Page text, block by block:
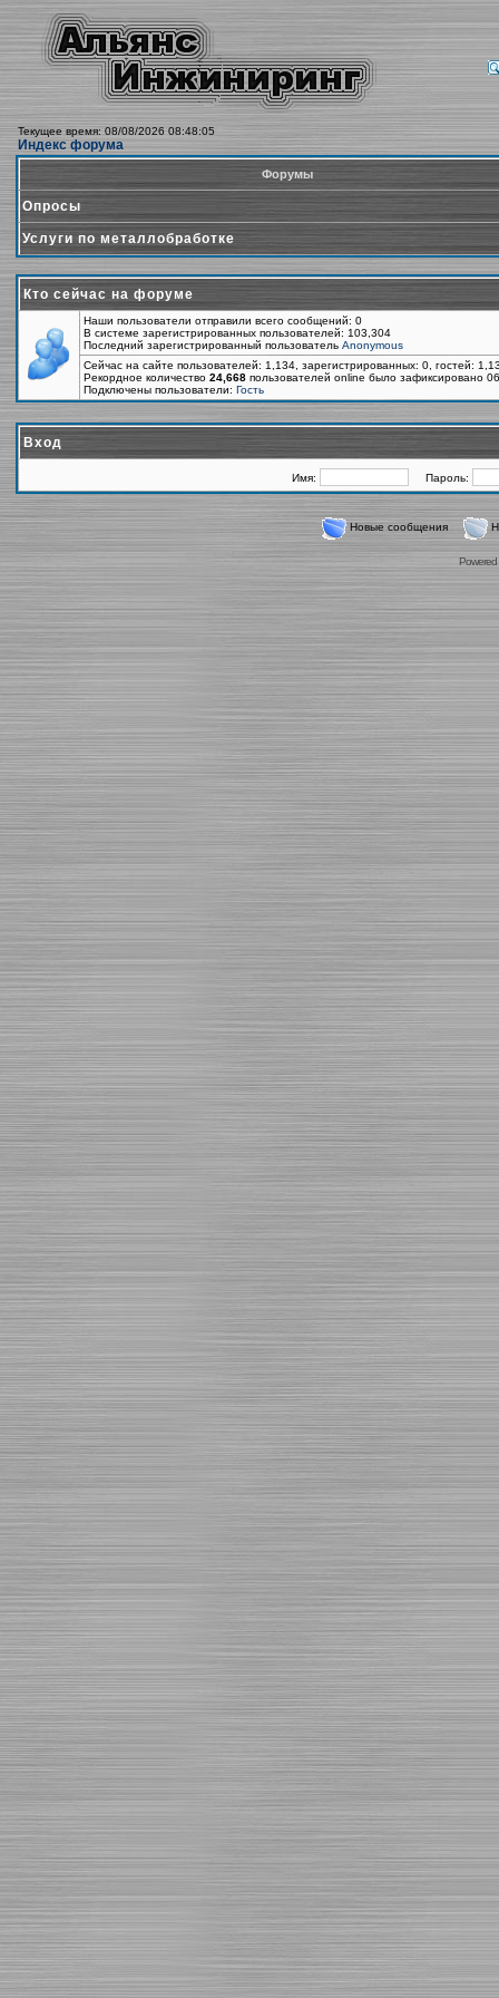
Текущее время: 08/08/2026 08:48:05
Индекс форума
Форумы
Опросы
Услуги по металлобработке
Кто сейчас на форуме
Наши пользователи отправили всего сообщений: 0
В системе зарегистрированных пользователей: 103,304
Последний зарегистрированный пользователь Anonymous
Сейчас на сайте пользователей: 1,134, зарегистрированных: 0, гостей:
Рекордное количество 24,668 пользователей online было зафиксировано
Подключены пользователи: Гость
Вход
Имя: Пароль:
Новые сообщения